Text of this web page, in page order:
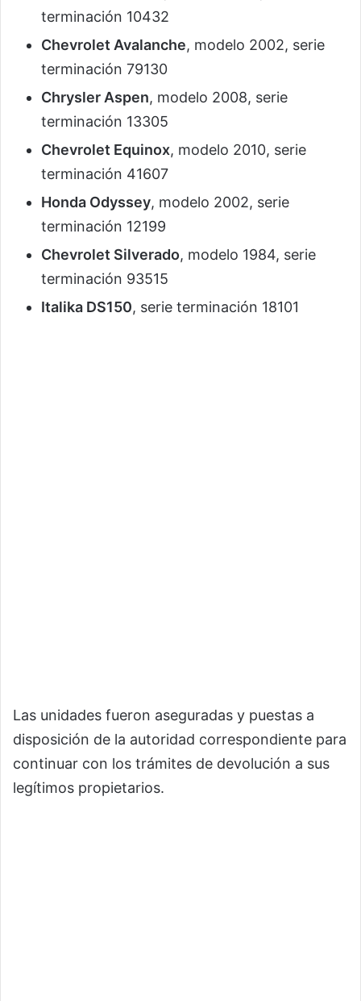
terminación 10432
Chevrolet Avalanche, modelo 2002, serie
terminación 79130
Chrysler Aspen, modelo 2008, serie
terminación 13305
Chevrolet Equinox, modelo 2010, serie
terminación 41607
Honda Odyssey, modelo 2002, serie
terminación 12199
Chevrolet Silverado, modelo 1984, serie
terminación 93515
Italika DS150, serie terminación 18101
Las unidades fueron aseguradas y puestas a
disposición de la autoridad correspondiente para
continuar con los trámites de devolución a sus
legítimos propietarios.